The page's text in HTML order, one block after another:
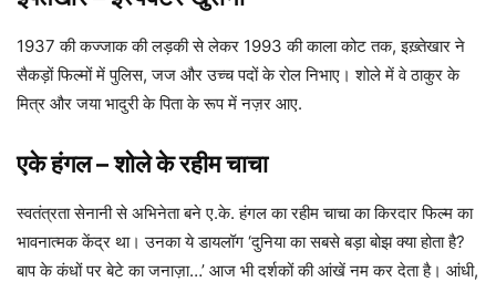
1937 की कज्जाक की लड़की से लेकर 1993 की काला कोट तक, इख़्तेखार ने
सैकड़ों फिल्मों में पुलिस, जज और उच्च पदों के रोल निभाए। शोले में वे ठाकुर के
मित्र और जया भादुरी के पिता के रूप में नज़र आए.
एकेहंगल – शोले के रहीम चाचा
स्वतंत्रता सेनानी से अभिनेता बने ए.के. हंगल का रहीम चाचा का किरदार फिल्म का
भावनात्मक केंद्र था। उनका ये डायलॉग ‘दुनिया का सबसे बड़ा बोझ क्या होता है?
बाप के कंधों पर बेटे का जनाज़ा…’ आज भी दर्शकों की आंखें नम कर देता है। आंधी,